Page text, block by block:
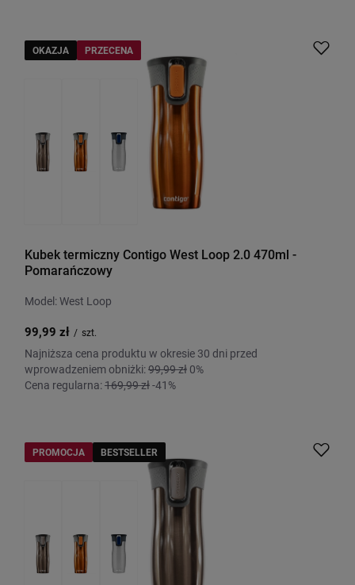
OKAZJA PRZECENA
Kubek termiczny Contigo West Loop 2.0 470ml -
Pomarańczowy
Model: West Loop
99,99 zł / szt.
Najniższa cena produktu w okresie 30 dni przed
wprowadzeniem obniżki:99,99 zł 0%
Cena regularna:169,99 zł-41%
PROMOCJA BESTSELLER